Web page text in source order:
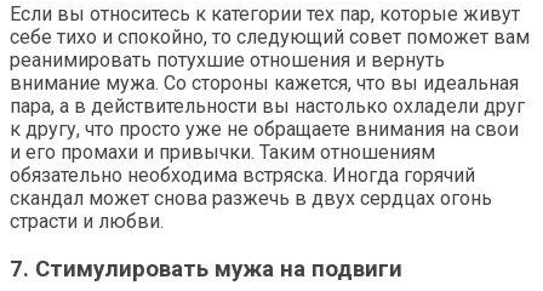
Если вы относитесь к категории тех пар, которые живут
себе тихо и спокойно, то следующий совет поможет вам
реанимировать потухшие отношения и вернуть
внимание мужа. Со стороны кажется, что вы идеальная
пара, а в действительности вы настолько охладели друг
к другу, что просто уже не обращаете внимания на свои
и его промахи и привычки. Таким отношениям
обязательно необходима встряска. Иногда горячий
скандал может снова разжечь в двух сердцах огонь
страсти и любви.
7. Стимулировать мужа на подвиги